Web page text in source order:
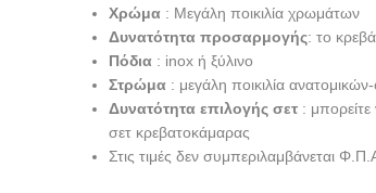
Χρώμα : Μεγάλη ποικιλία χρωμάτων
Δυνατότητα προσαρμογής: το
Πόδια : inox ή ξύλινο
Στρώμα : μεγάλη ποικιλία
Δυνατότητα επιλογής σετ :
σετ κρεβατοκάμαρας
Στις τιμές δεν συμπεριλαμβάνεται